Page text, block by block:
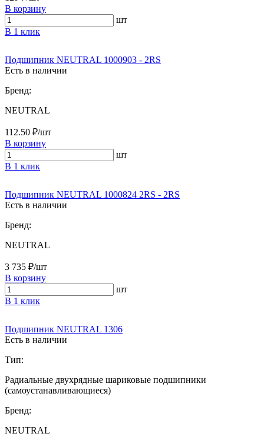
В корзину
шт
В 1 клик
Подшипник NEUTRAL 1000903 - 2RS
Есть в наличии
Бренд:
NEUTRAL
112.50 ₽/шт
В корзину
шт
В 1 клик
Подшипник NEUTRAL 1000824 2RS - 2RS
Есть в наличии
Бренд:
NEUTRAL
3 735 ₽/шт
В корзину
шт
В 1 клик
Подшипник NEUTRAL 1306
Есть в наличии
Тип:
Радиальные двухрядные шариковые подшипники
(самоустанавливающиеся)
Бренд:
NEUTRAL